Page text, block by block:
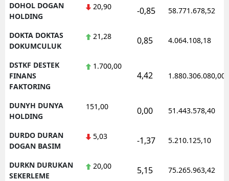
DOHOL DOGAN
HOLDING
20,90 -0,85 58.771.678,52
DOKTA DOKTAS
DOKUMCULUK
21,28 0,85 4.064.108,18
DSTKF DESTEK
FINANS
FAKTORING
1.700,00
4,42 1.880.306.080,00
DUNYH DUNYA
HOLDING
151,00 0,00 51.443.578,40
DURDO DURAN
DOGAN BASIM
5,03 -1,37 5.210.125,10
DURKN DURUKAN
SEKERLEME
20,00 5,15 75.265.963,42